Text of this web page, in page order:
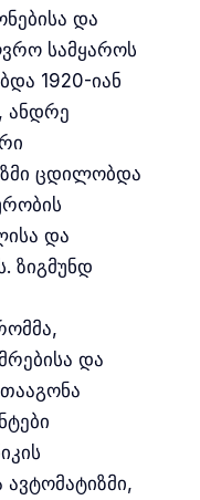
და
სამყაროს
1920-იან
ანდრე
ცდილობდა
და
ზიგმუნდ
და